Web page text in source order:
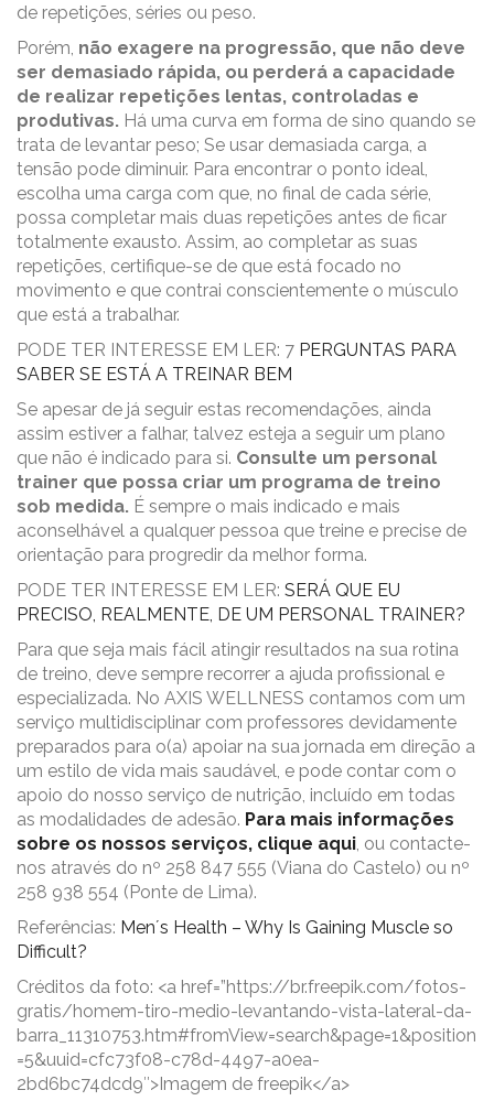
de repetições, séries ou peso.
Porém, não exagere na progressão, que não deve
ser demasiado rápida, ou perderá a capacidade
de realizar repetições lentas, controladas e
produtivas. Há uma curva em forma de sino quando se
trata de levantar peso; Se usar demasiada carga, a
tensão pode diminuir. Para encontrar o ponto ideal,
escolha uma carga com que, no final de cada série,
possa completar mais duas repetições antes de ficar
totalmente exausto. Assim, ao completar as suas
repetições, certifique-se de que está focado no
movimento e que contrai conscientemente o músculo
que está a trabalhar.
PODE TER INTERESSE EM LER: 7 PERGUNTAS PARA
SABER SE ESTÁ A TREINAR BEM
Se apesar de já seguir estas recomendações, ainda
assim estiver a falhar, talvez esteja a seguir um plano
que não é indicado para si. Consulte um personal
trainer que possa criar um programa de treino
sob medida. É sempre o mais indicado e mais
aconselhável a qualquer pessoa que treine e precise de
orientação para progredir da melhor forma.
PODE TER INTERESSE EM LER: SERÁ QUE EU
PRECISO, REALMENTE, DE UM PERSONAL TRAINER?
Para que seja mais fácil atingir resultados na sua rotina
de treino, deve sempre recorrer a ajuda profissional e
especializada. No AXIS WELLNESS contamos com um
serviço multidisciplinar com professores devidamente
preparados para o(a) apoiar na sua jornada em direção a
um estilo de vida mais saudável, e pode contar com o
apoio do nosso serviço de nutrição, incluído em todas
as modalidades de adesão. Para mais informações
sobre os nossos serviços, clique aqui, ou contacte-
nos através do nº 258 847 555 (Viana do Castelo) ou nº
258 938 554 (Ponte de Lima).
Referências: Men´s Health – Why Is Gaining Muscle so
Difficult?
Créditos da foto: <a href=”https://br.freepik.com/fotos-
gratis/homem-tiro-medio-levantando-vista-lateral-da-
barra_11310753.htm#fromView=search&page=1&position
=5&uuid=cfc73f08-c78d-4497-a0ea-
2bd6bc74dcd9″>Imagem de freepik</a>